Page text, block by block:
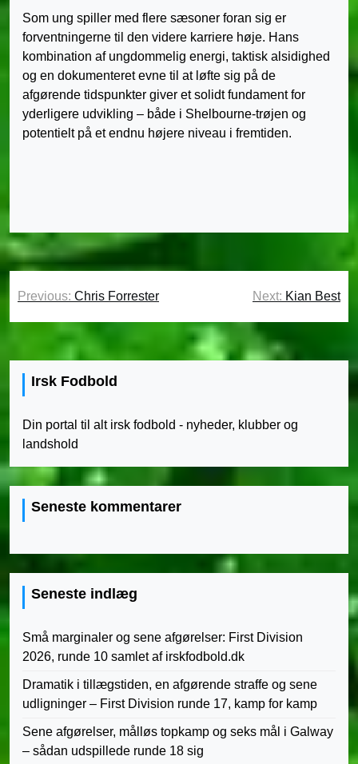
Som ung spiller med flere sæsoner foran sig er
forventningerne til den videre karriere høje. Hans
kombination af ungdommelig energi, taktisk alsidighed
og en dokumenteret evne til at løfte sig på de
afgørende tidspunkter giver et solidt fundament for
yderligere udvikling – både i Shelbourne-trøjen og
potentielt på et endnu højere niveau i fremtiden.
Indlægsnavigation
Previous: Chris Forrester Next: Kian Best
Irsk Fodbold
Din portal til alt irsk fodbold - nyheder, klubber og
landshold
Seneste kommentarer
Seneste indlæg
Små marginaler og sene afgørelser: First Division
2026, runde 10 samlet af irskfodbold.dk
Dramatik i tillægstiden, en afgørende straffe og sene
udligninger – First Division runde 17, kamp for kamp
Sene afgørelser, målløs topkamp og seks mål i Galway
– sådan udspillede runde 18 sig